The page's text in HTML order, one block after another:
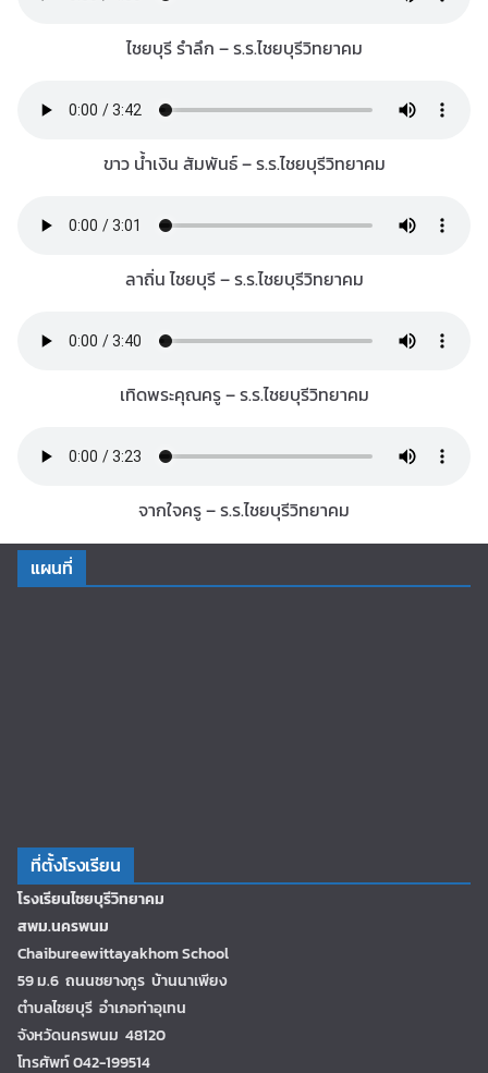
ไชยบุรี รำลึก – ร.ร.ไชยบุรีวิทยาคม
ขาว น้ำเงิน สัมพันธ์ – ร.ร.ไชยบุรีวิทยาคม
ลาถิ่น ไชยบุรี – ร.ร.ไชยบุรีวิทยาคม
เทิดพระคุณครู – ร.ร.ไชยบุรีวิทยาคม
จากใจครู – ร.ร.ไชยบุรีวิทยาคม
แผนที่
ที่ตั้งโรงเรียน
โรงเรียนไชยบุรีวิทยาคม
สพม.นครพนม
Chaibureewittayakhom School
59 ม.6 ถนนชยางกูร บ้านนาเพียง
ตำบลไชยบุรี อำเภอท่าอุเทน
จังหวัดนครพนม 48120
โทรศัพท์ 042-199514